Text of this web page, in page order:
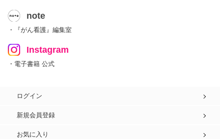
note
・『がん看護』編集室
Instagram
・電子書籍 公式
ログイン
新規会員登録
お気に入り